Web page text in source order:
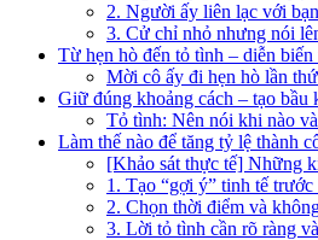
2. Người ấy liên lạc với
3. Cử chỉ nhỏ nhưng nói
Từ hẹn hò đến tỏ tình – diễn biến
Mời cô ấy đi hẹn hò lần
Giữ đúng khoảng cách – tạo bầu
Tỏ tình: Nên nói khi nào
Làm thế nào để tăng tỷ lệ thành
[Khảo sát thực tế] Những
1. Tạo “gợi ý” tinh tế
2. Chọn thời điểm và
3. Lời tỏ tình cần rõ ràng